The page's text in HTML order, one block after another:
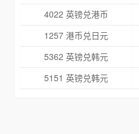
4022 英镑兑港币
1257 港币兑日元
5362 英镑兑韩元
5151 英镑兑韩元